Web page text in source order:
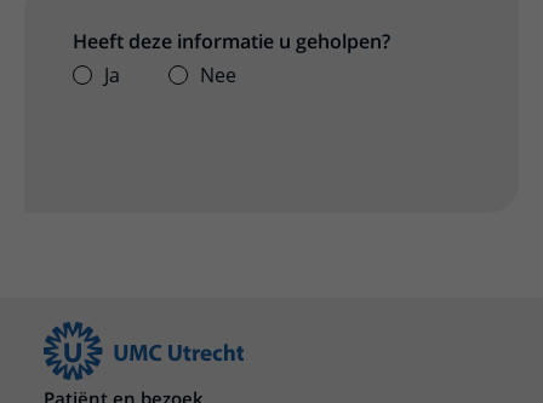
Heeft deze informatie u geholpen?
Ja
Nee